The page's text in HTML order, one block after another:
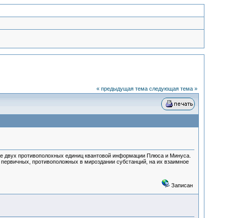
« предыдущая тема следующая тема »
двух противополохных единиц квантовой информации Плюса и Минуса.
противоположных в мироздании субстанций, на их взаимное
Записан